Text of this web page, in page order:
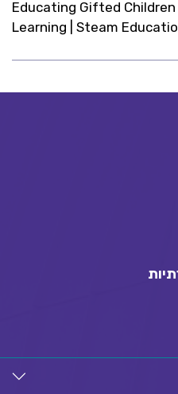
Educating Gifted
Learning | Steam